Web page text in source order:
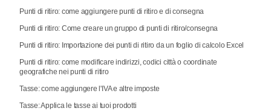
Punti di ritiro: come aggiungere punti di ritiro e di consegna
Punti di ritiro: Come creare un gruppo di punti di ritiro/consegna
Punti di ritiro: Importazione dei punti di ritiro da un foglio di calcolo Excel
Punti di ritiro: come modificare indirizzi, codici città o coordinate
geografiche nei punti di ritiro
Tasse: come aggiungere l'IVA e altre imposte
Tasse: Applica le tasse ai tuoi prodotti